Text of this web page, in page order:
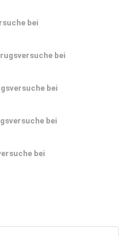
bei
bei
bei
bei
bei